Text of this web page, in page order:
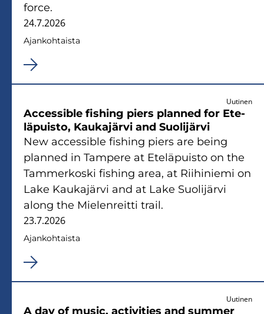
force.
24.7.2026
Ajan­koh­tais­ta
Uutinen
Acces­sible fis­hing piers plan­ned for Ete­
lä­puis­to, Kau­ka­jär­vi and Suo­li­jär­vi
New acces­sible fis­hing piers are being
plan­ned in Tam­pe­re at Ete­lä­puis­to on the
Tam­mer­kos­ki fis­hing area, at Rii­hi­nie­mi on
Lake Kau­ka­jär­vi and at Lake Suo­li­jär­vi
along the Mie­len­reit­ti trail.
23.7.2026
Ajan­koh­tais­ta
Uutinen
A day of music, ac­ti­vi­ties and sum­mer